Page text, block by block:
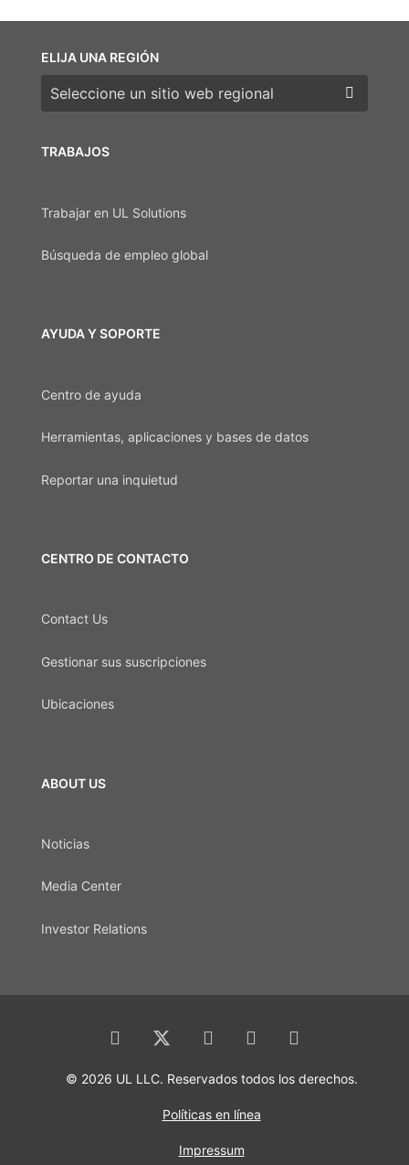
TRABAJOS
Trabajar en UL Solutions
Búsqueda de empleo global
AYUDA Y SOPORTE
Centro de ayuda
Herramientas, aplicaciones y bases de datos
Reportar una inquietud
CENTRO DE CONTACTO
Contact Us
Gestionar sus suscripciones
Ubicaciones
ABOUT US
Noticias
Media Center
Investor Relations
ELIJA UNA REGIÓN
Elija una región
© 2026 UL LLC. Reservados todos los derechos.
Políticas en línea
Impressum